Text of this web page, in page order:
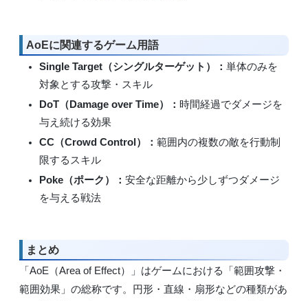
AoEに関連するゲーム用語
Single Target（シングルターゲット）： 単体のみを
対象とする攻撃・スキル
DoT（Damage over Time）： 時間経過でダメージを
与え続ける効果
CC（Crowd Control）： 範囲内の複数の敵を行動制
限するスキル
Poke（ポーク）： 安全な距離から少しずつダメージ
を与える戦法
まとめ
「AoE（Area of Effect）」はゲームにおける「範囲攻撃・
範囲効果」の総称です。円形・直線・扇形などの種類があ